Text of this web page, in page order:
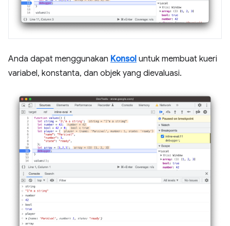
Anda dapat menggunakan Konsol untuk membuat kueri
variabel, konstanta, dan objek yang dievaluasi.